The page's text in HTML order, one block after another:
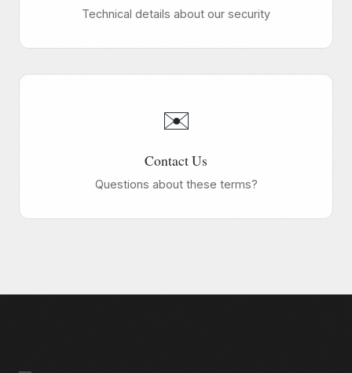
Technical details about our security
✉️
Contact Us
Questions about these terms?